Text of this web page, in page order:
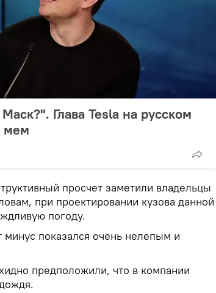
Глава Tesla на русском
мем
просчет заметили владельцы
при проектировании кузова данной
погоду.
минус показался очень нелепым и
предположили, что в компании